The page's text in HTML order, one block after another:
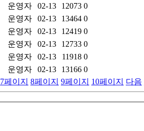
운영자 02-13 12073 0
운영자 02-13 13464 0
운영자 02-13 12419 0
운영자 02-13 12733 0
운영자 02-13 11918 0
운영자 02-13 13166 0
7페이지 8페이지 9페이지 10페이지 다음